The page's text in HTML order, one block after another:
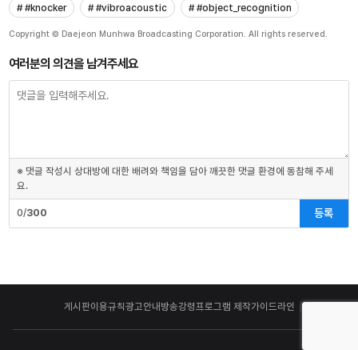
# #knocker
# #vibroacoustic # #object_recognition
Copyright © Daejeon Munhwa Broadcasting Corporation. All rights reserved.
여러분의 의견을 남겨주세요
※ 댓글 작성시 상대방에 대한 배려와 책임을 담아 깨끗한 댓글 환경에 동참해 주세
요.
0/300 등록
게시판이용규칙광고안내방송강령프로그램 제작가이드라인